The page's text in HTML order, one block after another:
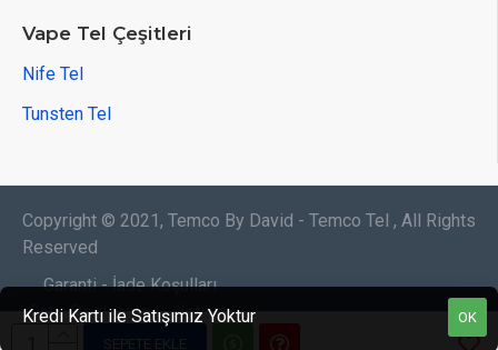
SEPETE EKLE
Vape Tel Çeşitleri
Nife Tel
Tunsten Tel
Copyright © 2021, Temco By David - Temco Tel , All Rights
Reserved
Garanti - İade Koşulları
Satış Sözleşmesi İletişim OK
Kredi Kartı ile Satışımız Yoktur